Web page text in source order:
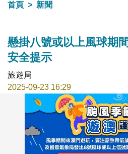
首頁
新聞
懸掛八號或以上風球期
安全提示
旅遊局
2025-09-23 16:29